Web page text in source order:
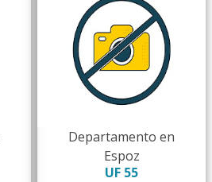
Departamento en
Espoz
UF 55